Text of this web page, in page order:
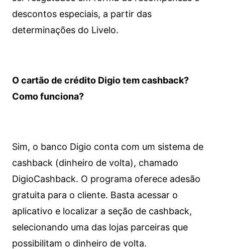
descontos especiais, a partir das
determinações do Livelo.
O cartão de crédito Digio tem cashback?
Como funciona?
Sim, o banco Digio conta com um sistema de
cashback (dinheiro de volta), chamado
DigioCashback. O programa oferece adesão
gratuita para o cliente. Basta acessar o
aplicativo e localizar a seção de cashback,
selecionando uma das lojas parceiras que
possibilitam o dinheiro de volta.